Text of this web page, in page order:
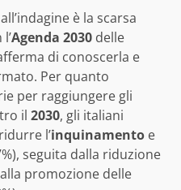
è la scarsa
Agenda 2030 delle
di conoscerla e
Per quanto
per raggiungere gli
il 2030, gli italiani
l’inquinamento e
seguita dalla riduzione
promozione delle